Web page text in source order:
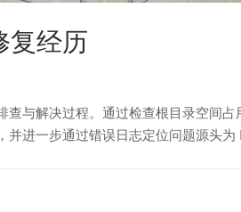
复经历
查与解决过程。通过检查根目录空间
进一步通过错误日志定位问题源头为